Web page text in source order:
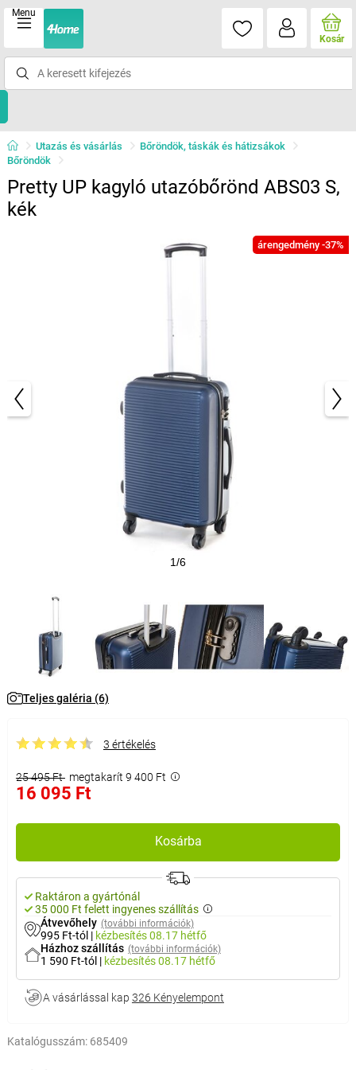
Menu
Kosár
Utazás és vásárlás
Bőröndök, táskák és hátizsákok
Bőröndök
Pretty UP kagyló utazóbőrönd ABS03 S,
kék
árengedmény -37%
1/6
Teljes galéria (6)
3 értékelés
25 495 Ft megtakarít 9 400 Ft
16 095 Ft
Kosárba
Raktáron a gyártónál
35 000 Ft felett ingyenes szállítás
Átvevőhely (további információk)
995 Ft-tól | kézbesítés08.17 hétfő
Házhoz szállítás (további információk)
1 590 Ft-tól | kézbesítés08.17 hétfő
A vásárlással kap 326 Kényelempont
Katalógusszám: 685409